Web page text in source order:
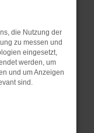
die Nutzung der
zu messen und
eingesetzt,
werden, um
und um Anzeigen
sind.